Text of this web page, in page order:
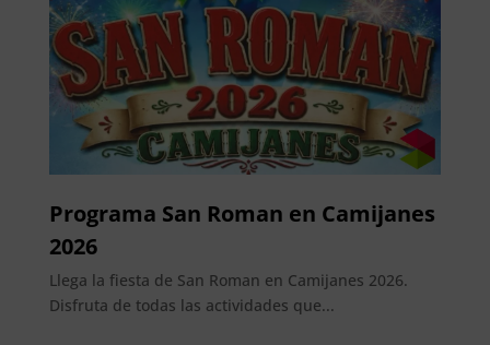
Programa San Roman en Camijanes
2026
Llega la fiesta de San Roman en Camijanes 2026.
Disfruta de todas las actividades que...